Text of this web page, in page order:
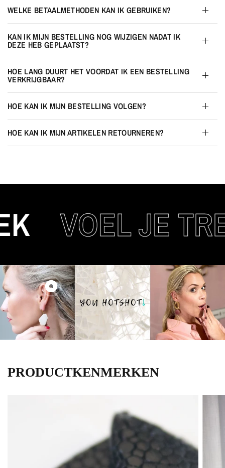
WELKE BETAALMETHODEN KAN IK GEBRUIKEN?
KAN IK MIJN BESTELLING NOG WIJZIGEN NADAT IK
DEZE HEB GEPLAATST?
HOE LANG DUURT HET VOORDAT IK EEN BESTELLING
VERKRIJGBAAR?
HOE KAN IK MIJN BESTELLING VOLGEN?
HOE KAN IK MIJN ARTIKELEN RETOURNEREN?
VOEL JE
PRODUCTKENMERKEN